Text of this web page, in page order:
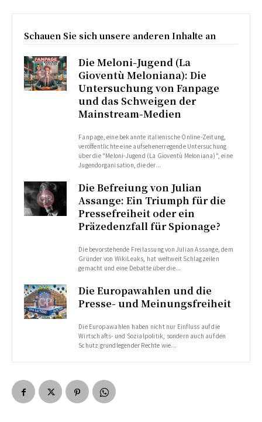
Schauen Sie sich unsere anderen Inhalte an
Die Meloni-Jugend (La
Gioventù Meloniana): Die
Untersuchung von Fanpage
und das Schweigen der
Mainstream-Medien
Fanpage, eine bekannte italienische Online-Zeitung,
veröffentlichte eine aufsehenerregende Untersuchung
über die "Meloni-Jugend (La Gioventù Meloniana)", eine
Jugendorganisation, die der...
Die Befreiung von Julian
Assange: Ein Triumph für die
Pressefreiheit oder ein
Präzedenzfall für Spionage?
Die bevorstehende Freilassung von Julian Assange, dem
Gründer von WikiLeaks, hat weltweit Schlagzeilen
gemacht und eine Debatte über die...
Die Europawahlen und die
Presse- und Meinungsfreiheit
Die Europawahlen haben nicht nur Einfluss auf die
Wirtschafts- und Sozialpolitik, sondern auch auf den
Schutz grundlegender Rechte wie...